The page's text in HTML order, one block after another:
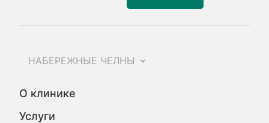
НАБЕРЕЖНЫЕ ЧЕЛНЫ
О клинике
Услуги